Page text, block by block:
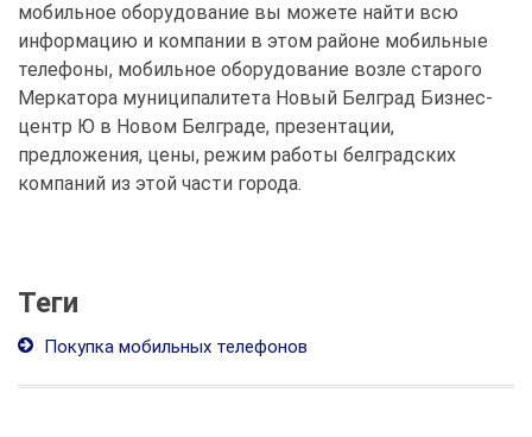
мобильное оборудование вы можете найти всю
информацию и компании в этом районе мобильные
телефоны, мобильное оборудование возле старого
Меркатора муниципалитета Новый Белград Бизнес-
центр Ю в Новом Белграде, презентации,
предложения, цены, режим работы белградских
компаний из этой части города.
Теги
Покупка мобильных телефонов